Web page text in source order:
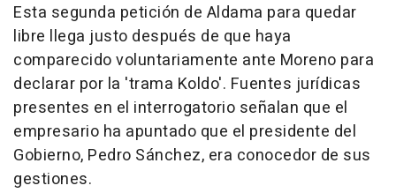
Esta segunda petición de Aldama para quedar
libre llega justo después de que haya
comparecido voluntariamente ante Moreno para
declarar por la 'trama Koldo'. Fuentes jurídicas
presentes en el interrogatorio señalan que el
empresario ha apuntado que el presidente del
Gobierno, Pedro Sánchez, era conocedor de sus
gestiones.